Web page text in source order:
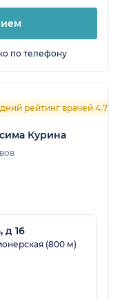
по телефону
рейтинг врачей 4.7
Курина
д 16
(800 м)